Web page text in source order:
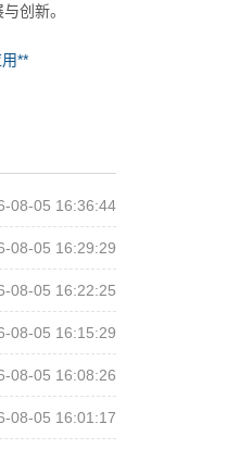
创新。
**
08-05 16:36:44
08-05 16:29:29
08-05 16:22:25
08-05 16:15:29
08-05 16:08:26
08-05 16:01:17